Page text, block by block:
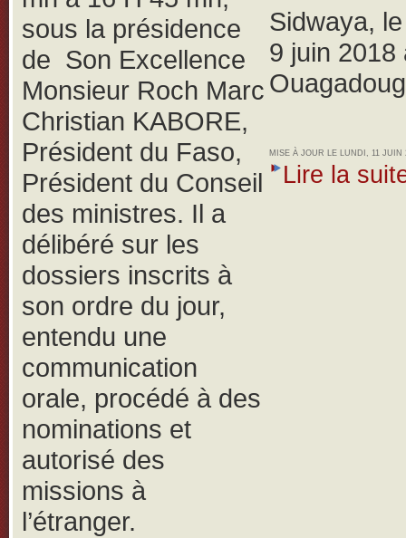
sous la présidence
de Son Excellence
Monsieur Roch Marc
Christian KABORE,
Président du Faso,
Président du Conseil
des ministres. Il a
délibéré sur les
dossiers inscrits à
son ordre du jour,
entendu une
communication
orale, procédé à des
nominations et
autorisé des
missions à
l’étranger.
Sidwaya,
9 juin 2018
MISE À JOUR LE LUNDI, 11 JUIN
Lire la